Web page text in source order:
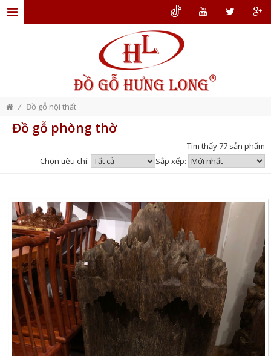
ĐỒ
GỖ
KẾ
NỘI
THẤT
DỊCH
VỤ
TIN
TỨC
HỆ
/ Đồ gỗ nội thất
Đồ gỗ phòng thờ
Tìm thấy 77 sản phẩm
Chọn tiêu chí:
Sắp xếp: